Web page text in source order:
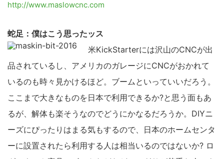
http://www.maslowcnc.com
蛇足：僕はこう思ったッス
米KickStarterには沢山のCNCが出
品されているし、アメリカのガレージにCNCがおかれて
いるのも時々見かけるほど。ブームといっていいだろう。
ここまで大きなものを日本で利用できるか?と思う面もあ
るが、解体も楽そうなのでどうにかなるだろうか。DIYニ
ーズにぴったりはまる気もするので、日本のホームセンタ
ーに設置されたら利用する人は相当いるのではないか? ロ